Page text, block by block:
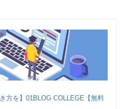
方を】01BLOG COLLEGE【無料